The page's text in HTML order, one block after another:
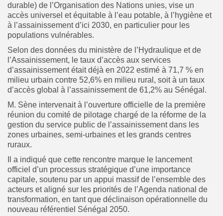
durable) de l’Organisation des Nations unies, vise un
accès universel et équitable à l’eau potable, à l’hygiène et
à l’assainissement d’ici 2030, en particulier pour les
populations vulnérables.
Selon des données du ministère de l’Hydraulique et de
l’Assainissement, le taux d’accès aux services
d’assainissement était déjà en 2022 estimé à 71,7 % en
milieu urbain contre 52,6% en milieu rural, soit à un taux
d’accès global à l’assainissement de 61,2% au Sénégal.
M. Sène intervenait à l’ouverture officielle de la première
réunion du comité de pilotage chargé de la réforme de la
gestion du service public de l’assainissement dans les
zones urbaines, semi-urbaines et les grands centres
ruraux.
Il a indiqué que cette rencontre marque le lancement
officiel d’un processus stratégique d’une importance
capitale, soutenu par un appui massif de l’ensemble des
acteurs et aligné sur les priorités de l’Agenda national de
transformation, en tant que déclinaison opérationnelle du
nouveau référentiel Sénégal 2050.